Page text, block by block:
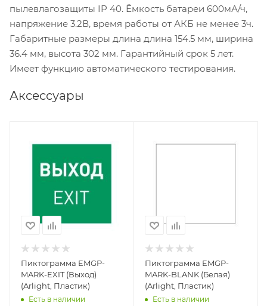
пылевлагозащиты IP 40. Ёмкость батареи 600мА/ч,
напряжение 3.2В, время работы от АКБ не менее 3ч.
Габаритные размеры длина длина 154.5 мм, ширина
36.4 мм, высота 302 мм. Гарантийный срок 5 лет.
Имеет функцию автоматического тестирования.
Аксессуары
Пиктограмма EMGP-
MARK-EXIT (Выход)
(Arlight, Пластик)
Есть в наличии
Пиктограмма EMGP-
MARK-BLANK (Белая)
(Arlight, Пластик)
Есть в наличии